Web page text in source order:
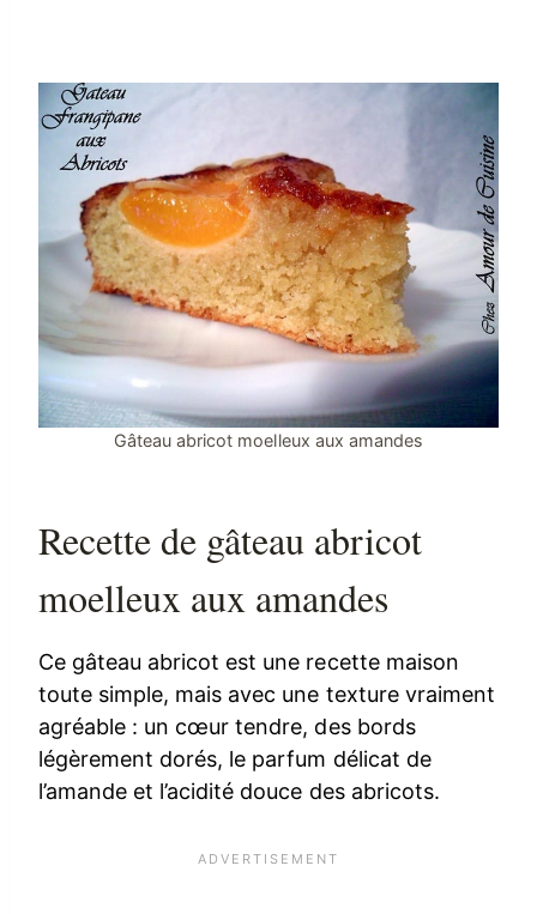
Gâteau abricot moelleux aux amandes
Recette de gâteau abricot
moelleux aux amandes
Ce gâteau abricot est une recette maison
toute simple, mais avec une texture vraiment
agréable : un cœur tendre, des bords
légèrement dorés, le parfum délicat de
l’amande et l’acidité douce des abricots.